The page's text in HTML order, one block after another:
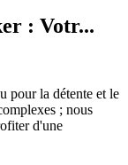
: Votr...
pour la détente et le
; nous
d'une